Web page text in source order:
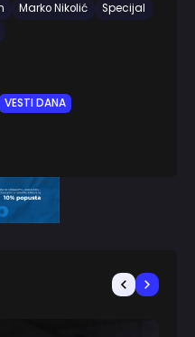
Marko Nikolić
Specijal
VESTI DANA